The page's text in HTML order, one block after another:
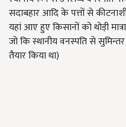
सदाबहार आदि के पत्तों से
यहां आए हुए किसानों को थोड़ी
जो कि स्थानीय वनस्पति से
तैयार किया था)